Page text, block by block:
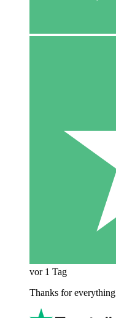
vor 1 Tag
Thanks for everything